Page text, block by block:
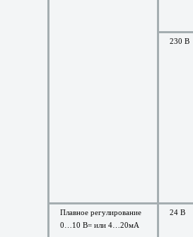
230 В
Плавное регулирование
0…10 В= или 4…20мА
24 В